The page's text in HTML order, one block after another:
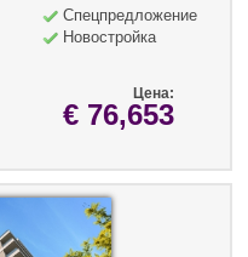
Спецпредложение
Новостройка
Цена:
€ 76,653